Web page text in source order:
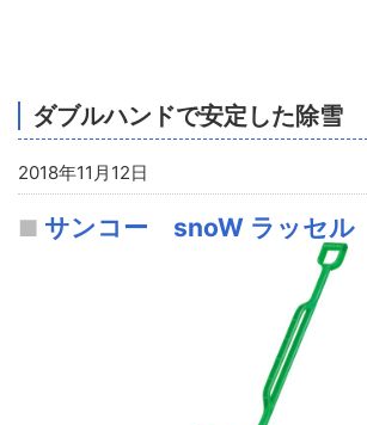
ダブルハンドで安定した除雪
2018年11月12日
サンコー snoW ラッセル